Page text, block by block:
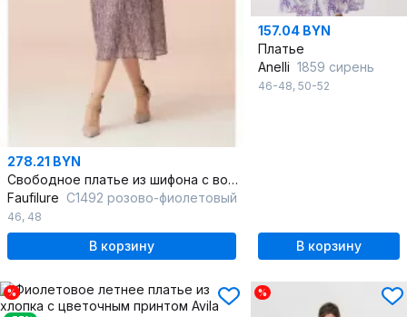
278.21 BYN
Свободное платье из шифона с воротником-стойкой и поясом
Faufilure C1492 розово-фиолетовый
46, 48
В корзину
157.04 BYN
Платье
Anelli 1859 сирень
46-48, 50-52
В корзину
% %